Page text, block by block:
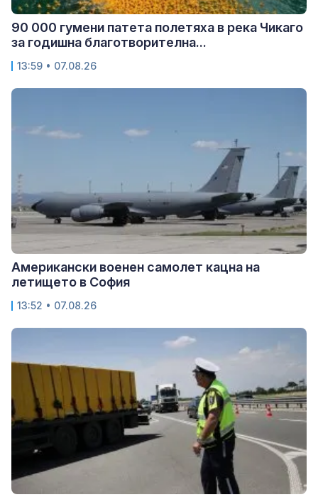
90 000 гумени патета полетяха в река Чикаго
за годишна благотворителна...
13:59 • 07.08.26
Американски военен самолет кацна на
летището в София
13:52 • 07.08.26